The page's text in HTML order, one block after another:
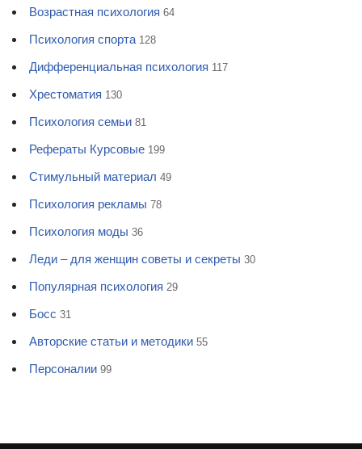
Возрастная психология 64
Психология спорта 128
Дифференциальная психология 117
Хрестоматия 130
Психология семьи 81
Рефераты Курсовые 199
Стимульный материал 49
Психология рекламы 78
Психология моды 36
Леди – для женщин советы и секреты 30
Популярная психология 29
Босс 31
Авторские статьи и методики 55
Персоналии 99